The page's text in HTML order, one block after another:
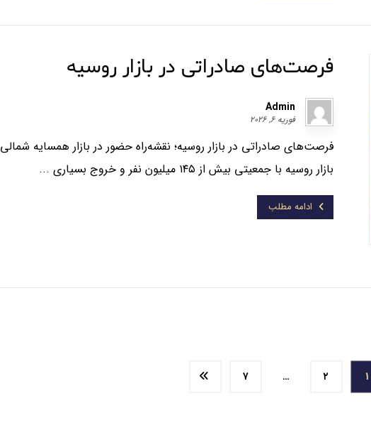
فرصت‌های صادراتی در بازار روسیه
Admin
فوریه ۶, ۲۰۲۶
فرصت‌های صادراتی در بازار روسیه؛ نقشه‌راه حضور در بازار همسایه شمالی
بازار روسیه با جمعیتی بیش از ۱۴۵ میلیون نفر و خروج بسیاری ...
ادامه مطلب
۱ ۲ … ۷